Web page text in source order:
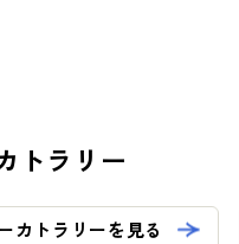
トラリー
カトラリーを見る